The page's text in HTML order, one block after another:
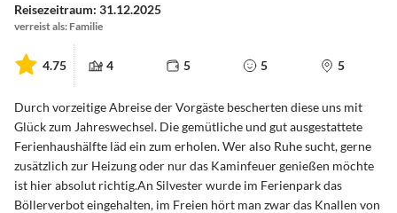
Reisezeitraum: 31.12.2025
verreist als: Familie
4.75 4 5 5 5
Durch vorzeitige Abreise der Vorgäste bescherten diese uns mit
Glück zum Jahreswechsel. Die gemütliche und gut ausgestattete
Ferienhaushälfte läd ein zum erholen. Wer also Ruhe sucht, gerne
zusätzlich zur Heizung oder nur das Kaminfeuer genießen möchte
ist hier absolut richtig.An Silvester wurde im Ferienpark das
Böllerverbot eingehalten, im Freien hört man zwar das Knallen von